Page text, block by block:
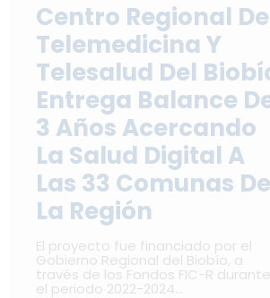
Centro Regional De
Telemedicina Y
Telesalud Del
Entrega Balance
3 Años Acercando
La Salud Digital A
Las 33 Comunas De
La Región
El proyecto fue financiado por el
Gobierno Regional del Biobío, a
través de los Fondos FIC-R durante
el periodo 2022-2024…